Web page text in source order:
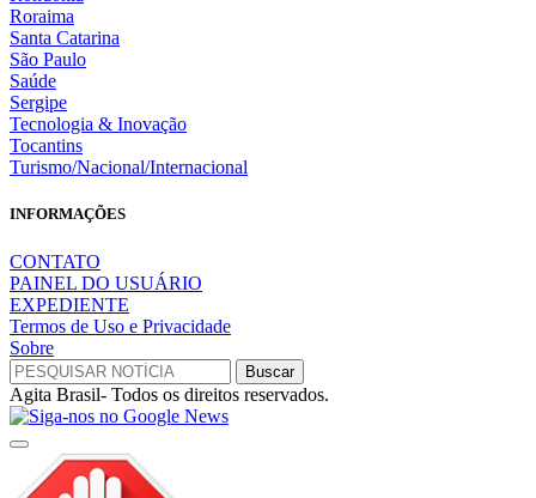
Roraima
Santa Catarina
São Paulo
Saúde
Sergipe
Tecnologia & Inovação
Tocantins
Turismo/Nacional/Internacional
INFORMAÇÕES
CONTATO
PAINEL DO USUÁRIO
EXPEDIENTE
Termos de Uso e Privacidade
Sobre
Agita Brasil- Todos os direitos reservados.